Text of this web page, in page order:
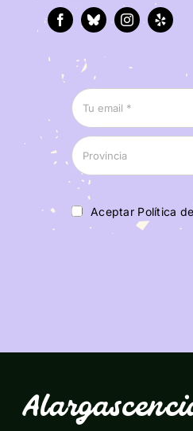
Aceptar Política